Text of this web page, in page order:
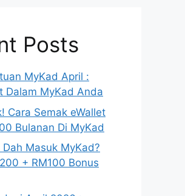
Posts
MyKad April :
Dalam MyKad Anda
Cara Semak eWallet
Bulanan Di MyKad
Dah Masuk MyKad?
+ RM100 Bonus